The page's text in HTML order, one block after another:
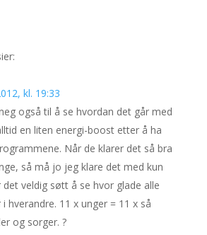
kl. 19:33
også til å se hvordan det går med
en liten energi-boost etter å ha
Når de klarer det så bra
så må jo jeg klare det med kun
det veldig søtt å se hvor glade alle
hverandre. 11 x unger = 11 x så
og sorger. ?